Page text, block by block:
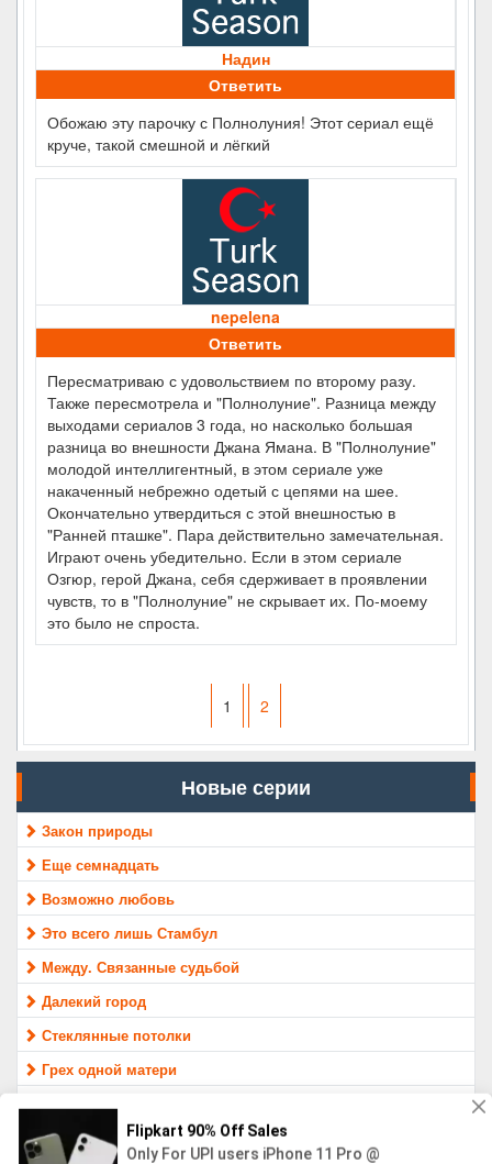
Надин
Ответить
Обожаю эту парочку с Полнолуния! Этот сериал ещё
круче, такой смешной и лёгкий
nepelena
Ответить
Пересматриваю с удовольствием по второму разу.
Также пересмотрела и "Полнолуние". Разница между
выходами сериалов 3 года, но насколько большая
разница во внешности Джана Ямана. В "Полнолуние"
молодой интеллигентный, в этом сериале уже
накаченный небрежно одетый с цепями на шее.
Окончательно утвердиться с этой внешностью в
"Ранней пташке". Пара действительно замечательная.
Играют очень убедительно. Если в этом сериале
Озгюр, герой Джана, себя сдерживает в проявлении
чувств, то в "Полнолуние" не скрывает их. По-моему
это было не спроста.
1 2
Новые серии
Закон природы
Еще семнадцать
Возможно любовь
Это всего лишь Стамбул
Между. Связанные судьбой
Далекий город
Стеклянные потолки
Грех одной матери
Раненые птицы
Защитник